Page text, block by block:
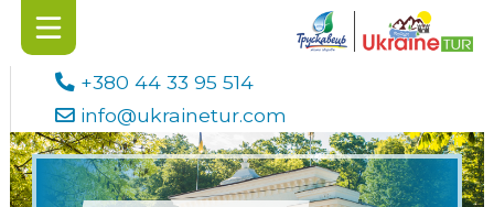
+380 44 33 95 514
info@ukrainetur.com